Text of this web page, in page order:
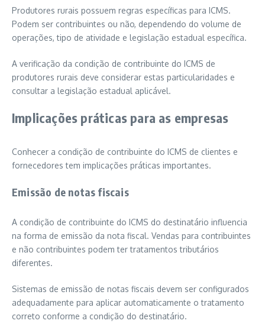
Produtores rurais possuem regras específicas para ICMS.
Podem ser contribuintes ou não, dependendo do volume de
operações, tipo de atividade e legislação estadual específica.
A verificação da condição de contribuinte do ICMS de
produtores rurais deve considerar estas particularidades e
consultar a legislação estadual aplicável.
Implicações práticas para as empresas
Conhecer a condição de contribuinte do ICMS de clientes e
fornecedores tem implicações práticas importantes.
Emissão de notas fiscais
A condição de contribuinte do ICMS do destinatário influencia
na forma de emissão da nota fiscal. Vendas para contribuintes
e não contribuintes podem ter tratamentos tributários
diferentes.
Sistemas de emissão de notas fiscais devem ser configurados
adequadamente para aplicar automaticamente o tratamento
correto conforme a condição do destinatário.